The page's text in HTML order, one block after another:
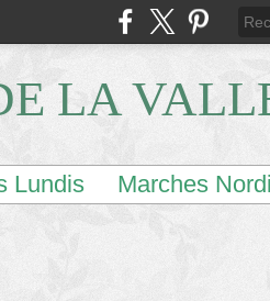
LA
Lundis Marches